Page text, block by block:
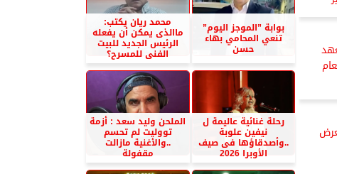
بوابة ”الموجز اليوم”
تنعي المحامي بهاء
حسن
محمد ريان يكتب:
ماالذى يمكن أن يفعله
الرئيس الجديد للبيت
الفنى للمسرح؟
رحلة غنائية عاليمة ل
نيفين علوبة
..وأصدقاؤها فى صيف
الأوبرا 2026
الملحن وليد سعد : أزمة
تووليت لم تحسم
..والأغنية مازالت
مقفولة